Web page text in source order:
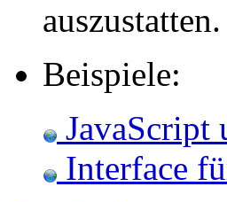
auszustatten.
Beispiele:
Interface